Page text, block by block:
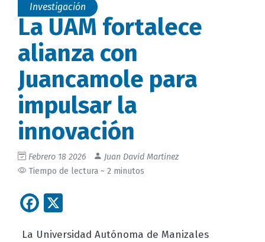
Investigación
La UAM fortalece
alianza con
Juancamole para
impulsar la
innovación
Febrero 18 2026
Juan David Martinez
Tiempo de lectura ~ 2 minutos
Facebook
La Universidad Autónoma de Manizales